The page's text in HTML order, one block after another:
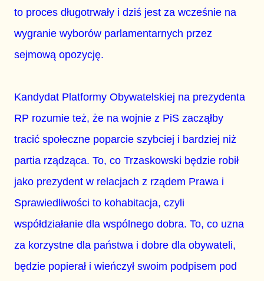
to proces długotrwały i dziś jest za wcześnie na
wygranie wyborów parlamentarnych przez
sejmową opozycję.
Kandydat Platformy Obywatelskiej na prezydenta
RP rozumie też, że na wojnie z PiS zacząłby
tracić społeczne poparcie szybciej i bardziej niż
partia rządząca. To, co Trzaskowski będzie robił
jako prezydent w relacjach z rządem Prawa i
Sprawiedliwości to kohabitacja, czyli
współdziałanie dla wspólnego dobra. To, co uzna
za korzystne dla państwa i dobre dla obywateli,
będzie popierał i wieńczył swoim podpisem pod